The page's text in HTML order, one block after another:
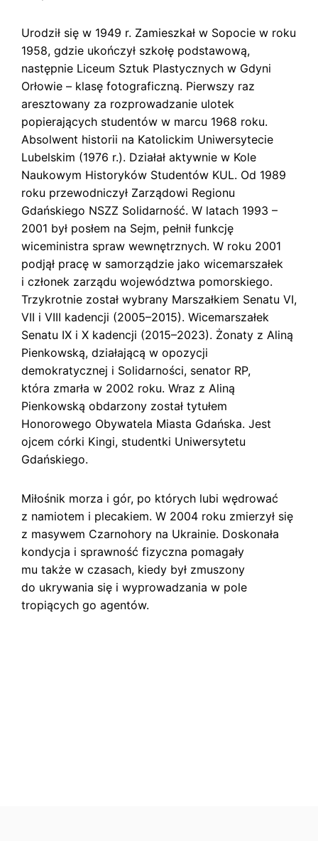
Urodził się w 1949 r. Zamieszkał w Sopocie w roku
1958, gdzie ukończył szkołę podstawową,
następnie Liceum Sztuk Plastycznych w Gdyni
Orłowie – klasę fotograficzną. Pierwszy raz
aresztowany za rozprowadzanie ulotek
popierających studentów w marcu 1968 roku.
Absolwent historii na Katolickim Uniwersytecie
Lubelskim (1976 r.). Działał aktywnie w Kole
Naukowym Historyków Studentów KUL. Od 1989
roku przewodniczył Zarządowi Regionu
Gdańskiego NSZZ Solidarność. W latach 1993 –
2001 był posłem na Sejm, pełnił funkcję
wiceministra spraw wewnętrznych. W roku 2001
podjął pracę w samorządzie jako wicemarszałek
i członek zarządu województwa pomorskiego.
Trzykrotnie został wybrany Marszałkiem Senatu VI,
VII i VIII kadencji (2005–2015). Wicemarszałek
Senatu IX i X kadencji (2015–2023). Żonaty z Aliną
Pienkowską, działającą w opozycji
demokratycznej i Solidarności, senator RP,
która zmarła w 2002 roku. Wraz z Aliną
Pienkowską obdarzony został tytułem
Honorowego Obywatela Miasta Gdańska. Jest
ojcem córki Kingi, studentki Uniwersytetu
Gdańskiego.
Miłośnik morza i gór, po których lubi wędrować
z namiotem i plecakiem. W 2004 roku zmierzył się
z masywem Czarnohory na Ukrainie. Doskonała
kondycja i sprawność fizyczna pomagały
mu także w czasach, kiedy był zmuszony
do ukrywania się i wyprowadzania w pole
tropiących go agentów.